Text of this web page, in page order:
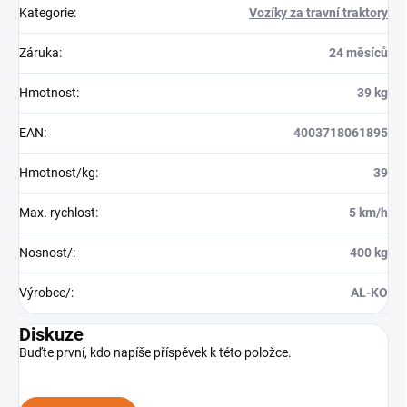
Kategorie: Vozíky za travní traktory
Záruka: 24 měsíců
Hmotnost: 39 kg
EAN: 4003718061895
Hmotnost/kg: 39
Max. rychlost: 5 km/h
Nosnost/: 400 kg
Výrobce/: AL-KO
Diskuze
Buďte první, kdo napíše příspěvek k této položce.